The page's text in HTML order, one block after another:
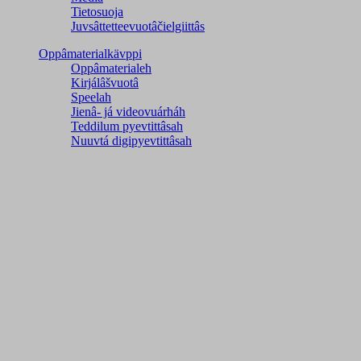
Tietosuoja
Juvsâttetteevuotâčielgiittâs
Oppâmaterialkävppi
Oppâmaterialeh
Kirjálâšvuotâ
Speelah
Jienâ- já videovuárháh
Teddilum pyevtittâsah
Nuuvtá digipyevtittâsah